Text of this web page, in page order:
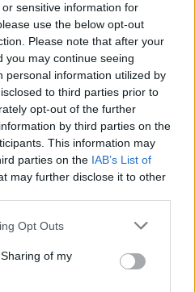
sensitive information for
use the below opt-out
Please note that after your
you may continue seeing
personal information utilized by
to third parties prior to
opt-out of the further
by third parties on the
This information may
parties on the IAB’s List of
may further disclose it to other
Opt Outs
of my
nyt
näyttää